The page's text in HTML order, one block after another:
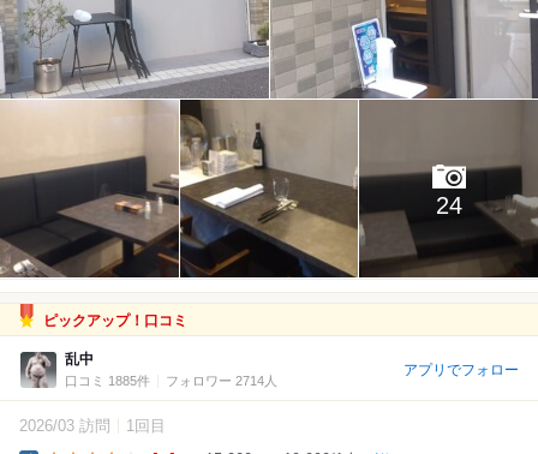
24
ピックアップ！口コミ
乱中
口コミ 1885件 フォロワー 2714人
アプリでフォロー
2026/03 訪問 1回目